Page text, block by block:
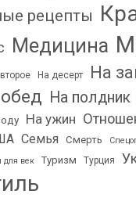
рецепты
Медицина
На десерт На
На полдник
На ужин
Семья Смерть
для век Туризм Турция